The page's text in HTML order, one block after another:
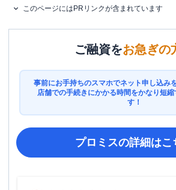
このページにはPRリンクが含まれています
ご融資をお急ぎの
事前にお手持ちのスマホでネット申し込み
店舗での手続きにかかる時間をかなり短
す！
プロミスの詳細はこ